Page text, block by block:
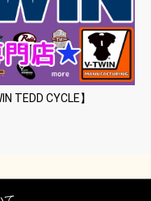
TEDD CYCLE】